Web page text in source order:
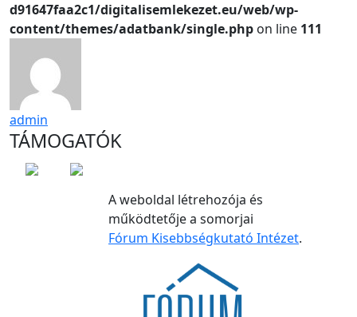
d91647faa2c1/digitalisemlekezet.eu/web/wp-
content/themes/adatbank/single.php on line 111
admin
TÁMOGATÓK
A weboldal létrehozója és
működtetője a somorjai
Fórum Kisebbségkutató Intézet.